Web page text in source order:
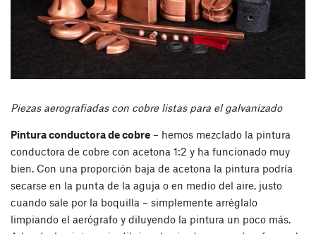
Piezas aerografiadas con cobre listas para el galvanizado
Pintura conductora de cobre – hemos mezclado la pintura
conductora de cobre con acetona 1:2 y ha funcionado muy
bien. Con una proporción baja de acetona la pintura podría
secarse en la punta de la aguja o en medio del aire, justo
cuando sale por la boquilla – simplemente arréglalo
limpiando el aerógrafo y diluyendo la pintura un poco más.